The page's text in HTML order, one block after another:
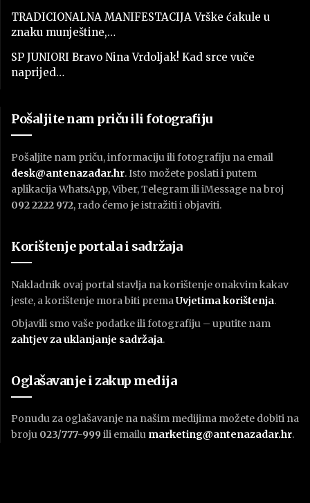
TRADICIONALNA MANIFESTACIJA Vrške ćakule u
znaku munještine,…
SP JUNIORI Bravo Nina Vrdoljak! Kad srce vuče
naprijed…
Pošaljite nam priču ili fotografiju
Pošaljite nam priču, informaciju ili fotografiju na email
desk@antenazadar.hr. Isto možete poslati i putem
aplikacija WhatsApp, Viber, Telegram ili iMessage na broj
092 2222 972, rado ćemo je istražiti i objaviti.
Korištenje portala i sadržaja
Nakladnik ovaj portal stavlja na korištenje onakvim kakav
jeste, a korištenje mora biti prema Uvjetima korištenja.
Objavili smo vaše podatke ili fotografiju – uputite nam
zahtjev za uklanjanje sadržaja.
Oglašavanje i zakup medija
Ponudu za oglašavanje na našim medijima možete dobiti na
broju 023/777-999 ili emailu marketing@antenazadar.hr.